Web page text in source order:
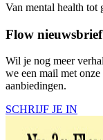
Van mental health tot
Flow nieuwsbrief
Wil je nog meer
we een mail met
aanbiedingen.
SCHRIJF JE IN